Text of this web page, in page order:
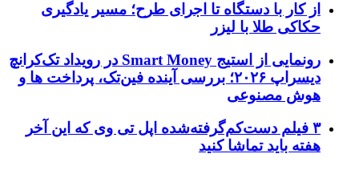
از کار با دستگاه تا اجرای طرح؛ مسیر یادگیری
حکاکی طلا با لیزر
رونمایی از استیج Smart Money در رویداد تک‌کرانچ
دیسراپ ۲۰۲۶؛ بررسی آینده فین‌تک، پرداخت‌ ها و
هوش مصنوعی
۳ فیلم دست‌کم‌گرفته‌شده اپل تی وی که این آخر
هفته باید تماشا کنید